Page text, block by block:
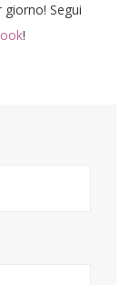
giorno! Segui
!